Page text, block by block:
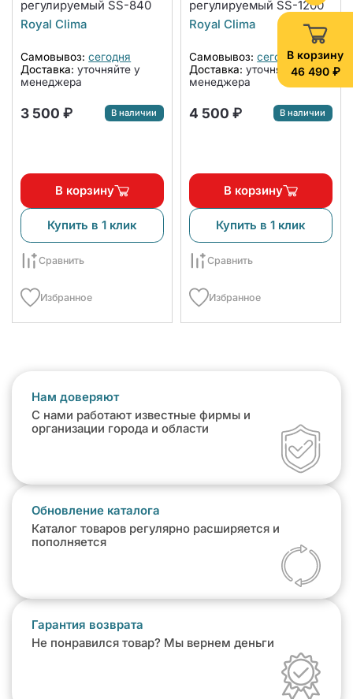
В корзину
46 490 ₽
регулируемый SS-840
Royal Clima
Самовывоз: сегодня
Доставка: уточняйте у
менеджера
3 500 ₽ В наличии
В корзину
Купить в 1 клик
Сравнить
Избранное
регулируемый SS-1200
Royal Clima
Самовывоз: сегодня
Доставка: уточняйте у
менеджера
4 500 ₽ В наличии
В корзину
Купить в 1 клик
Сравнить
Избранное
Нам доверяют
С нами работают известные фирмы и
организации города и области
Обновление каталога
Каталог товаров регулярно расширяется и
пополняется
Гарантия возврата
Не понравился товар? Мы вернем деньги